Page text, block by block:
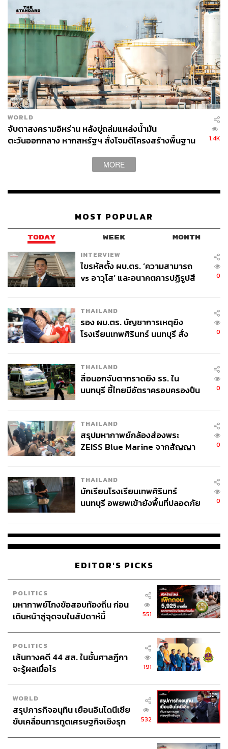
WORLD
จับตาสงครามอิหร่าน หลังขู่ถล่มแหล่งน้ำมัน
ตะวันออกกลาง หากสหรัฐฯ สั่งโจมตีโครงสร้างพื้นฐาน
1.4K
MORE
MOST POPULAR
TODAY WEEK MONTH
INTERVIEW
ไขรหัสตั้ง ผบ.ตร. ‘ความสามารถ
vs อาวุโส’ และอนาคตการปฏิรูปสี
0
THAILAND
รอง ผบ.ตร. บัญชาการเหตุยิง
โรงเรียนเทพศิรินทร์ นนทบุรี สั่ง
0
THAILAND
สื่อนอกจับตากราดยิง รร. ใน
นนทบุรี ชี้ไทยมีอัตราครอบครองปืน
0
THAILAND
สรุปมหากาพย์กล้องส่องพระ
ZEISS Blue Marine จากสัญญา
จ่ายหนี้-แอบระบุแบรนด์
0
THAILAND
นักเรียนโรงเรียนเทพศิรินทร์
นนทบุรี อพยพเข้ายังพื้นที่ปลอดภัย
0
EDITOR'S PICKS
POLITICS
มหากาพย์โกงข้อสอบท้องถิ่น ก่อน
เดินหน้าสู่จุดจบในสัปดาห์นี้
551
POLITICS
เส้นทางคดี 44 สส. ในชั้นศาลฎีกา
จะรู้ผลเมื่อไร
191
WORLD
สรุปภารกิจอนุทิน เยือนอินโดนีเซีย
ขับเคลื่อนการทูตเศรษฐกิจเชิงรุก
532